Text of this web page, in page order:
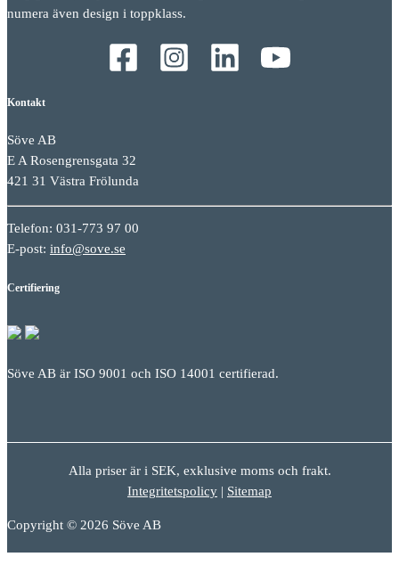
numera även design i toppklass.
Kontakt
Söve AB
E A Rosengrensgata 32
421 31 Västra Frölunda
Telefon: 031-773 97 00
E-post: info@sove.se
Certifiering
Söve AB är ISO 9001 och ISO 14001 certifierad.
Alla priser är i SEK, exklusive moms och frakt.
Integritetspolicy | Sitemap
Copyright © 2026 Söve AB